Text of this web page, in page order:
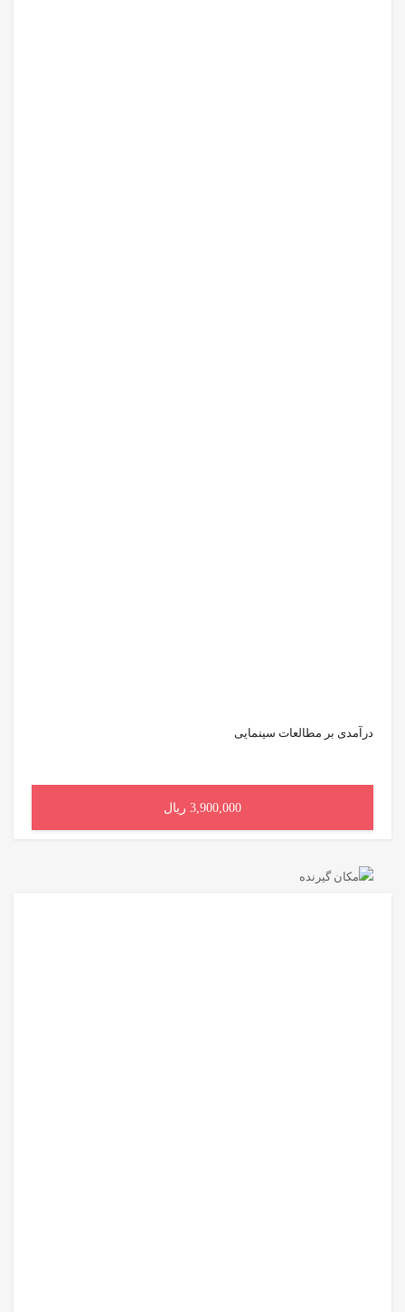
درآمدی بر مطالعات سینمایی
3,900,000 ریال
افزودن به سبد خرید